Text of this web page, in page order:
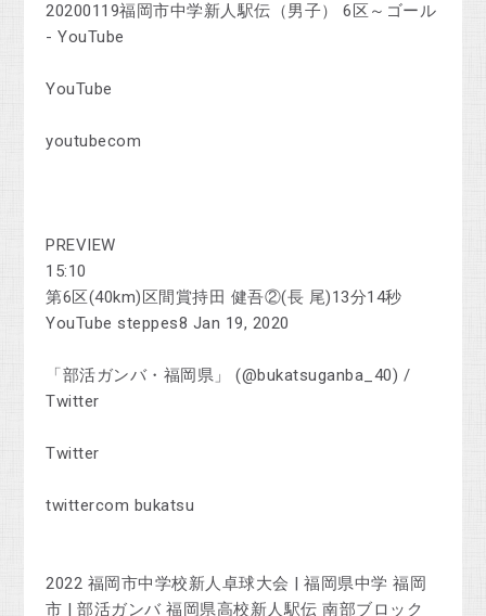
20200119福岡市中学新人駅伝（男子） 6区～ゴール
- YouTube
YouTube
youtubecom
PREVIEW
15:10
第6区(40km)区間賞持田 健吾②(長 尾)13分14秒
YouTube steppes8 Jan 19, 2020
「部活ガンバ・福岡県」 (@bukatsuganba_40) /
Twitter
Twitter
twittercom bukatsu
2022 福岡市中学校新人卓球大会 | 福岡県中学 福岡
市 | 部活ガンバ 福岡県高校新人駅伝 南部ブロック